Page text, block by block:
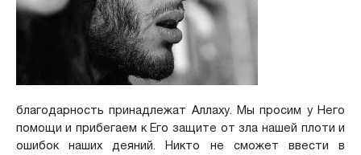
благодарность принадлежат Аллаху. Мы просим у Него
помощи и прибегаем к Его защите от зла нашей плоти и
ошибок наших деяний. Никто не сможет ввести в